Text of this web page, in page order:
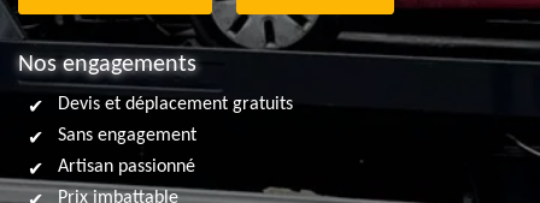
Nos engagements
Devis et déplacement gratuits
Sans engagement
Artisan passionné
Prix imbattable